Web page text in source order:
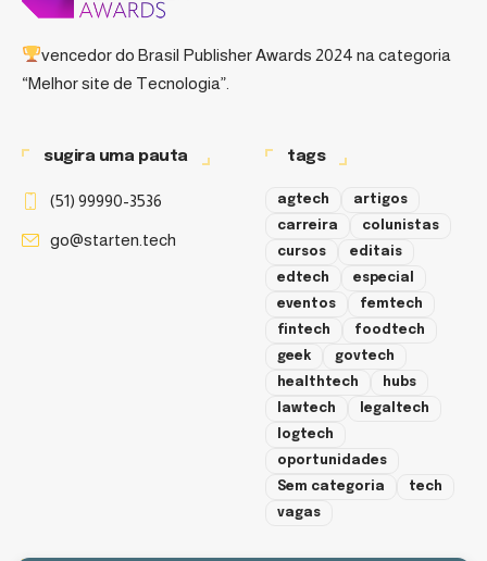
vencedor do Brasil Publisher Awards 2024 na categoria
“Melhor site de Tecnologia”.
sugira uma pauta
(51) 99990-3536
go@starten.tech
tags
agtech
artigos
carreira
colunistas
cursos
editais
edtech
especial
eventos
femtech
fintech
foodtech
geek
govtech
healthtech
hubs
lawtech
legaltech
logtech
oportunidades
Sem categoria
tech
vagas